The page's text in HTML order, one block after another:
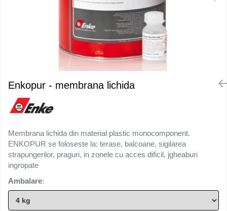
Enkopur - membrana lichida
Membrana lichida din material plastic monocomponent.
ENKOPUR se foloseste la: terase, balcoane, sigilarea
strapungerilor, praguri, in zonele cu acces dificil, jgheaburi
ingropate
Ambalare: